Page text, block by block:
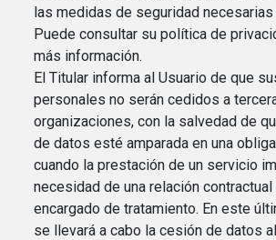
las medidas de seguridad necesarias
Puede consultar su política de
más información.
El Titular informa al Usuario de que
personales no serán cedidos a
organizaciones, con la salvedad de
de datos esté amparada en una
cuando la prestación de un servicio
necesidad de una relación contractual
encargado de tratamiento. En este
se llevará a cabo la cesión de datos